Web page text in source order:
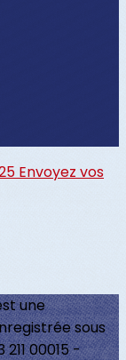
Envoyez vos
une
sous
00015 -